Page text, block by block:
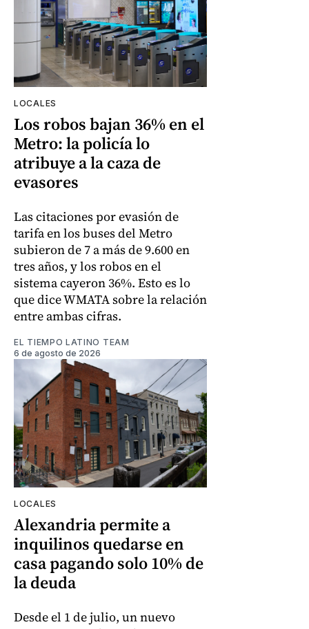
LOCALES
Los robos bajan 36% en el
Metro: la policía lo
atribuye a la caza de
evasores
Las citaciones por evasión de
tarifa en los buses del Metro
subieron de 7 a más de 9.600 en
tres años, y los robos en el
sistema cayeron 36%. Esto es lo
que dice WMATA sobre la relación
entre ambas cifras.
EL TIEMPO LATINO TEAM
6 de agosto de 2026
LOCALES
Alexandria permite a
inquilinos quedarse en
casa pagando solo 10% de
la deuda
Desde el 1 de julio, un nuevo